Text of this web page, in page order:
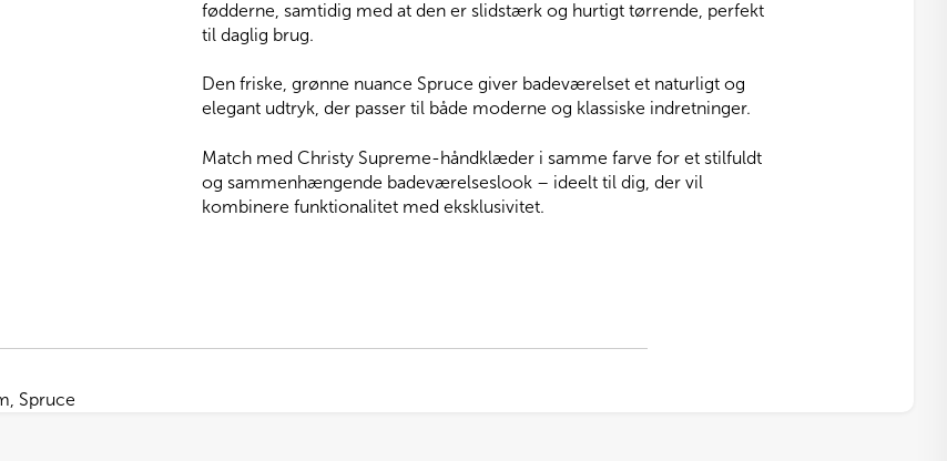
fødderne, samtidig med at den er slidstærk og hurtigt tørrende, perfekt
til daglig brug.
Den friske, grønne nuance Spruce giver badeværelset et naturligt og
elegant udtryk, der passer til både moderne og klassiske indretninger.
Match med Christy Supreme-håndklæder i samme farve for et stilfuldt
og sammenhængende badeværelseslook – ideelt til dig, der vil
kombinere funktionalitet med eksklusivitet.
Spruce